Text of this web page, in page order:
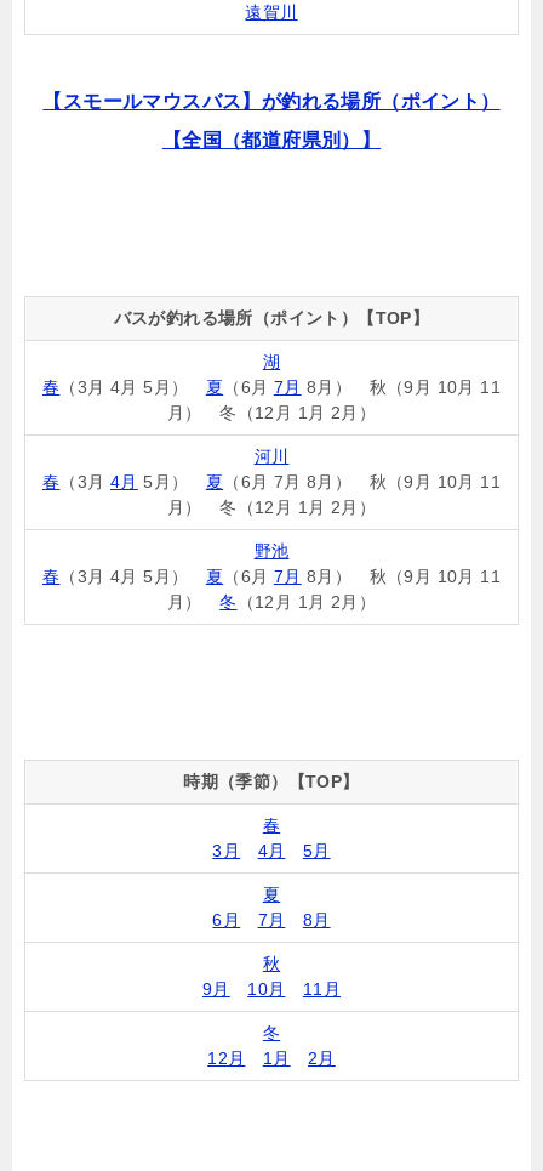
遠賀川
【スモールマウスバス】が釣れる場所（ポイント）
【全国（都道府県別）】
バスが釣れる場所（ポイント）【TOP】
湖
春 （3月 4月 5月） 夏 （6月 7月 8月） 秋（9月 10月 11
月） 冬（12月 1月 2月）
河川
春 （3月 4月 5月） 夏 （6月 7月 8月） 秋（9月 10月 11
月） 冬（12月 1月 2月）
野池
春 （3月 4月 5月） 夏 （6月 7月 8月） 秋（9月 10月 11
月）冬 （12月 1月 2月）
時期（季節）【TOP】
春
3月
4月 5月
夏
6月
7月 8月
秋
9月
10月 11月
冬
12月
1月 2月